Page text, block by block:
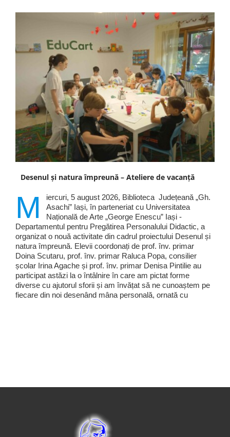
Desenul și natura împreună – Ateliere de vacanță
M
iercuri, 5 august 2026, Biblioteca Județeană „Gh.
Asachi” Iași, în parteneriat cu Universitatea
Națională de Arte „George Enescu” Iași -
Departamentul pentru Pregătirea Personalului Didactic, a
organizat o nouă activitate din cadrul proiectului Desenul și
natura împreună. Elevii coordonați de prof. înv. primar
Doina Scutaru, prof. înv. primar Raluca Popa, consilier
școlar Irina Agache și prof. înv. primar Denisa Pintilie au
participat astăzi la o întâlnire în care am pictat forme
diverse cu ajutorul sforii și am învățat să ne cunoaștem pe
fiecare din noi desenând mâna personală, ornată cu